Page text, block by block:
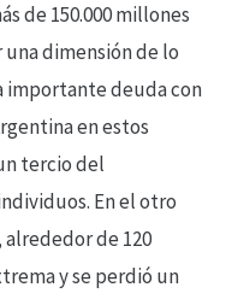
de 150.000 millones
dimensión de lo
importante deuda con
en estos
tercio del
En el otro
de 120
y se perdió un